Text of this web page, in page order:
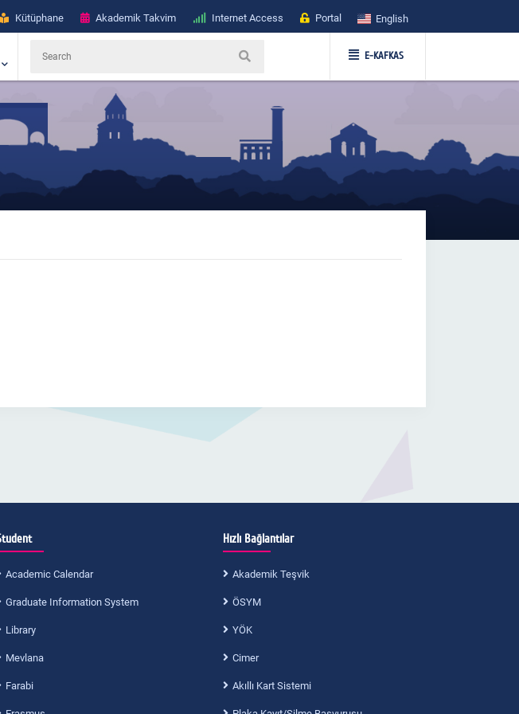
Kütüphane Akademik Takvim Internet Access Portal English
E-KAFKAS
Academic Calendar
Graduate Information System
Library
Mevlana
Farabi
Hızlı Bağlantılar
Akademik Teşvik
ÖSYM
YÖK
Cimer
Akıllı Kart Sistemi